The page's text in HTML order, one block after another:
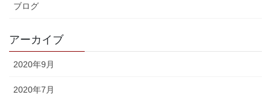
ブログ
アーカイブ
2020年9月
2020年7月